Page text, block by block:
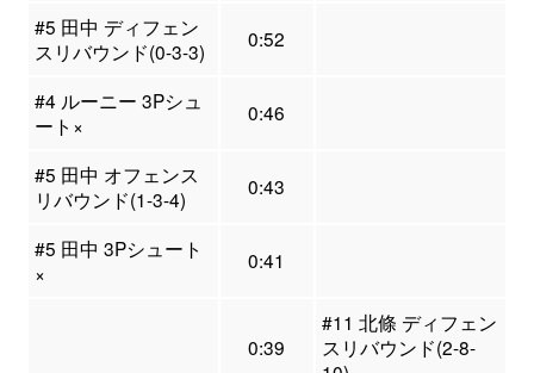
#5 田中 ディフェン
スリバウンド(0-3-3)
0:52
#4 ルーニー 3Pシュ
ート×
0:46
#5 田中 オフェンス
リバウンド(1-3-4)
0:43
#5 田中 3Pシュート
×
0:41
0:39
#11 北條 ディフェン
スリバウンド(2-8-